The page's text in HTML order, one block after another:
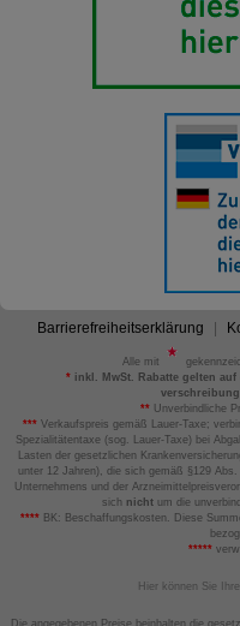
Barrierefreiheitserklärung
Alle mit
*inkl. MwSt. Rabatte gelten
** Unverbindliche
*** Verkaufspreis gemäß Lauer-Taxe;
Spezialitätentaxe (sog. Lauer-Taxe) bei
Lasten der gesetzlichen
unter 12 Jahren), die sich gemäß §129
Unternehmens und der
sich nicht um die
****BK: Beschaffungskosten. Diese
*****
Hier können Sie
Die angegebenen Preise beinhalten die